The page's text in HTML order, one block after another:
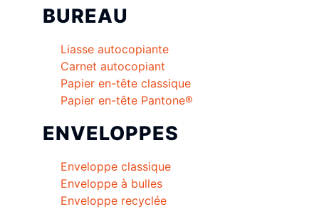
BUREAU
Liasse autocopiante
Carnet autocopiant
Papier en-tête classique
Papier en-tête Pantone®
ENVELOPPES
Enveloppe classique
Enveloppe à bulles
Enveloppe recyclée